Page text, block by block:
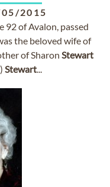
2015
92 of Avalon, passed
the beloved wife of
of Sharon Stewart
Stewart...